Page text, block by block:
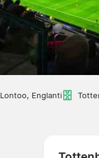
Lontoo, Englanti